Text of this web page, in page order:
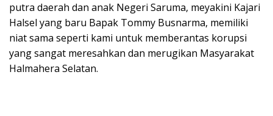
putra daerah dan anak Negeri Saruma, meyakini Kajari
Halsel yang baru Bapak Tommy Busnarma, memiliki
niat sama seperti kami untuk memberantas korupsi
yang sangat meresahkan dan merugikan Masyarakat
Halmahera Selatan.